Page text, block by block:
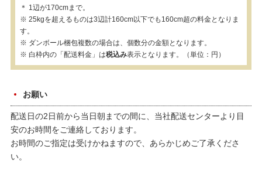
＊ 1辺が170cmまで。
※ 25kgを超えるものは3辺計160cm以下でも160cm超の料金となりま
す。
※ ダンボール梱包複数の場合は、個数分の金額となります。
※ 白枠内の「配送料金」は税込み表示となります。（単位：円）
お願い
配送日の2日前から当日朝までの間に、当社配送センターより目
安のお時間をご連絡しております。
お時間のご指定は受けかねますので、あらかじめご了承くださ
い。